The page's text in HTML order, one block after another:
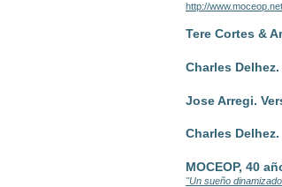
http://
Tere Cortes &
Charles
Jose Arregi.
Charles
MOCEOP, 40
"Un sueño